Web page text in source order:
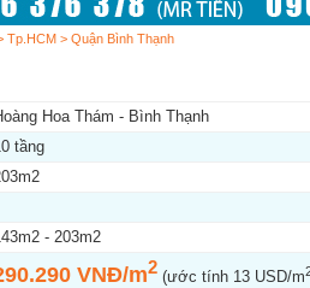
Tp.HCM > Quận Bình Thạnh
Hoa Thám - Bình Thạnh
tầng
- 203m2
VNĐ/m2 (ước tính 13 USD/m